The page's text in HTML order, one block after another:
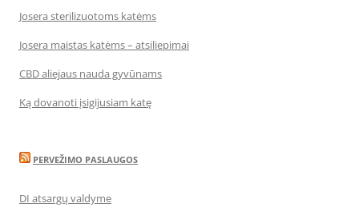
Josera sterilizuotoms katėms
Josera maistas katėms – atsiliepimai
CBD aliejaus nauda gyvūnams
Ką dovanoti įsigijusiam katę
PERVEŽIMO PASLAUGOS
DI atsargų valdyme